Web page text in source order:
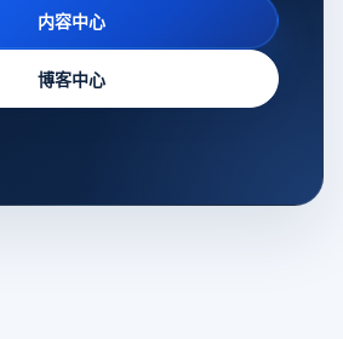
内容中心
博客中心